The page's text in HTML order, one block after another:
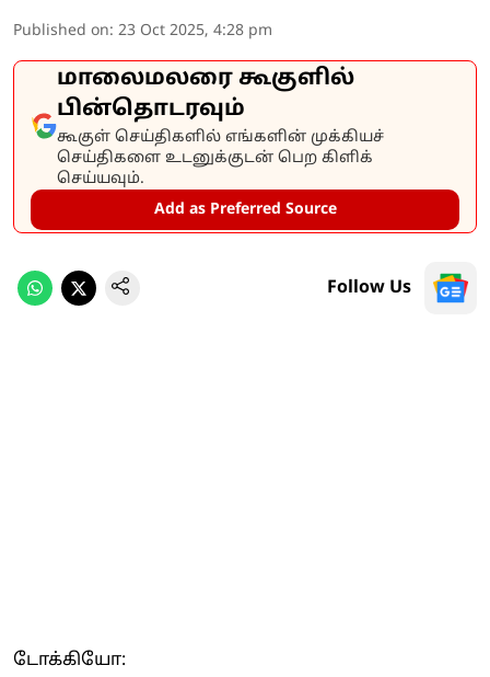
Published on: 23 Oct 2025, 4:28 pm
மாலைமலரை கூகுளில்
பின்தொடரவும்
கூகுள் செய்திகளில் எங்களின் முக்கியச்
செய்திகளை உடனுக்குடன் பெற கிளிக்
செய்யவும்.
Add as Preferred Source
Follow Us
டோக்கியோ: